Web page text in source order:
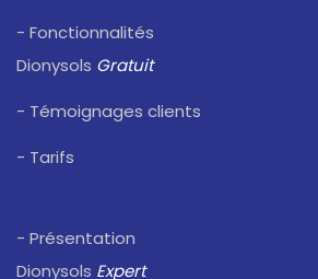
- Fonctionnalités
Dionysols Gratuit
- Témoignages clients
- Tarifs
- Présentation
Dionysols Expert